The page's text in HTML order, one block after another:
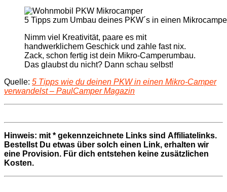
5 Tipps zum Umbau deines PKW´s in einen
Nimm viel Kreativität, paare es mit
handwerklichem Geschick und zahle fast nix.
Zack, schon fertig ist dein Mikro-Camperumbau.
Das glaubst du nicht? Dann schau selbst!
Quelle: 5 Tipps wie du deinen PKW in einen Mikro-Camper
verwandelst – PaulCamper Magazin
Hinweis: mit * gekennzeichnete Links sind Affiliatelinks.
Bestellst Du etwas über solch einen Link, erhalten wir
eine Provision. Für dich entstehen keine zusätzlichen
Kosten.